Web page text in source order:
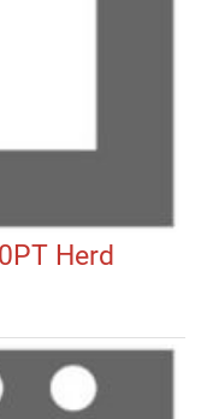
Herd